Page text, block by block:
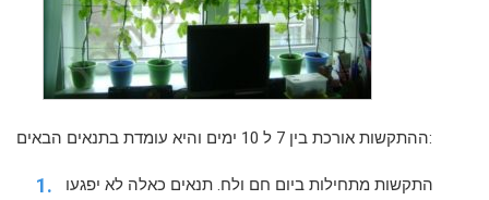
ההתקשות אורכת בין 7 ל 10 ימים והיא עומדת בתנאים הבאים:
התקשות מתחילות ביום חם ולח. תנאים כאלה לא יפגעו